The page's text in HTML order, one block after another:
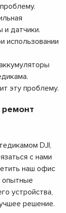
и датчики.
использовании
эту проблему.
ремонт
DJI,
с нами
наш офис
опытные
устройства,
решение.